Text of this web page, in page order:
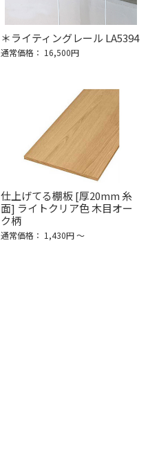
＊ライティングレール LA5394
通常価格： 16,500円
仕上げてる棚板 [厚20mm 糸
面] ライトクリア色 木目オー
ク柄
通常価格： 1,430円 ～